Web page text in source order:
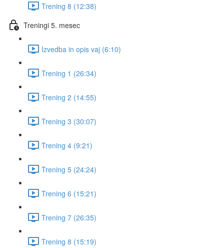
Trening 8 (12:38)
Treningi 5. mesec
Izvedba in opis vaj (6:10)
Trening 1 (26:34)
Trening 2 (14:55)
Trening 3 (30:07)
Trening 4 (9:21)
Trening 5 (24:24)
Trening 6 (15:21)
Trening 7 (26:35)
Trening 8 (15:19)